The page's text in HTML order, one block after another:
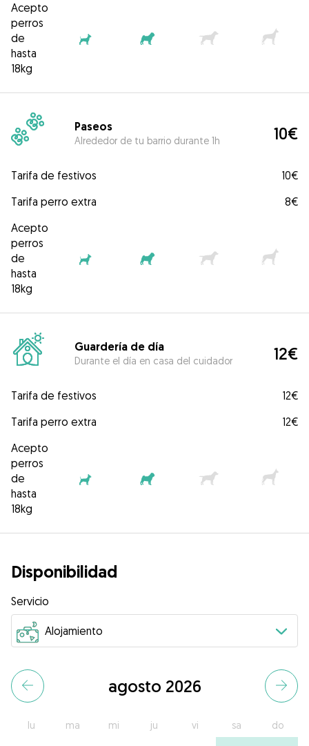
Acepto
perros
de
hasta
18kg
Paseos
Alrededor de tu barrio durante 1h 10€
Tarifa de festivos
10€
Tarifa perro extra
8€
Acepto
perros
de
hasta
18kg
Guardería de día
Durante el día en casa del cuidador 12€
Tarifa de festivos
12€
Tarifa perro extra
12€
Acepto
perros
de
hasta
18kg
Disponibilidad
Servicio
agosto 2026
lu ma mi ju vi sa do